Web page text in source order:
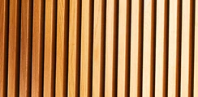
Suchtklinik
Klinik für Anorexie
Klinik für Erschöpfung
Klinik für Essstörung